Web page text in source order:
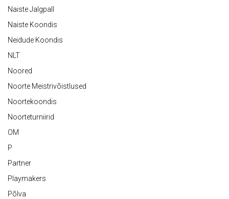
Naiste Jalgpall
Naiste Koondis
Neidude Koondis
NLT
Noored
Noorte Meistrivõistlused
Noortekoondis
Noorteturniirid
OM
P
Partner
Playmakers
Põlva